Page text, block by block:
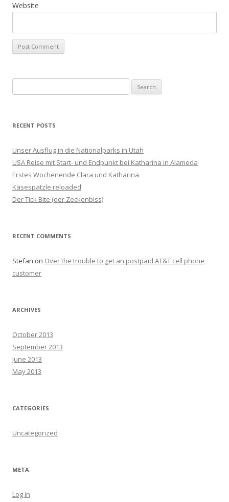
Website
e
r
h
f
o
r
:
RECENT POSTS
Unser Ausflug in die Nationalparks in Utah
USA Reise mit Start- und Endpunkt bei Katharina in Alameda
Erstes Wochenende Clara und Katharina
Käsespätzle reloaded
Der Tick Bite (der Zeckenbiss)
RECENT COMMENTS
Stefan on Over the trouble to get an postpaid AT&T cell phone
customer
ARCHIVES
October 2013
September 2013
June 2013
May 2013
CATEGORIES
Uncategorized
META
Log in